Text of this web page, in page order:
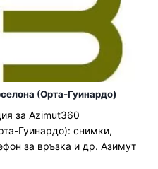
(Орта-Гуинардо)
за Azimut360
Гуинардо): снимки,
за връзка и др. Азимут